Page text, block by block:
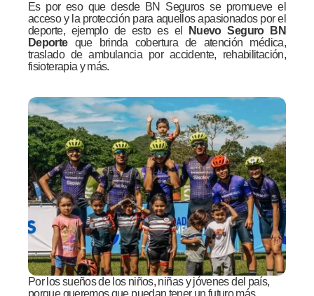
Es por eso que desde BN Seguros se promueve el
acceso y la protección para aquellos apasionados por el
deporte, ejemplo de esto es el
Nuevo Seguro BN
Deporteque brinda cobertura de atención médica,
traslado de ambulancia por accidente, rehabilitación,
fisioterapia y más.
Por los sueños de los niños, niñas y jóvenes del país,
porque queremos que puedan tener un futuro más